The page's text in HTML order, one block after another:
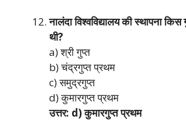
नालंदा विश्वविद्यालय की स्थापना
थी?
a) श्री गुप्त
b) चंद्रगुप्त प्रथम
c) समुद्रगुप्त
d) कुमारगुप्त प्रथम
उत्तर: d) कुमारगुप्त प्रथम